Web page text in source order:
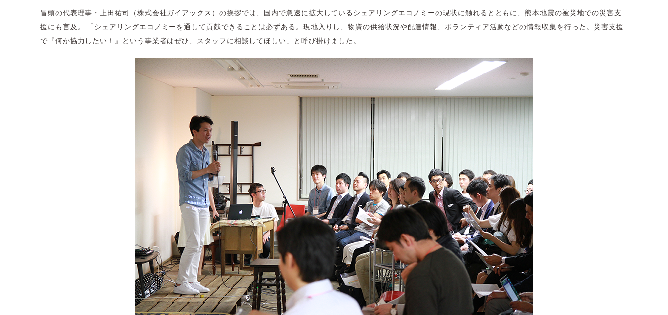
冒頭の代表理事・上田祐司（株式会社ガイアックス）の挨拶では、国内で急速に拡大しているシェアリングエコノミーの現状に触れるとともに、熊本地震の被災地での災害支
援にも言及。 「シェアリングエコノミーを通して貢献できることは必ずある。現地入りし、物資の供給状況や配達情報、ボランティア活動などの情報収集を行った。災害支援
で『何か協力したい！』という事業者はぜひ、スタッフに相談してほしい」と呼び掛けました。